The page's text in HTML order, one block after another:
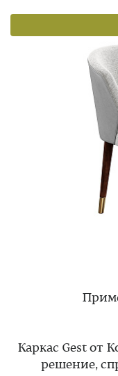
Каркас Gest от
решение,